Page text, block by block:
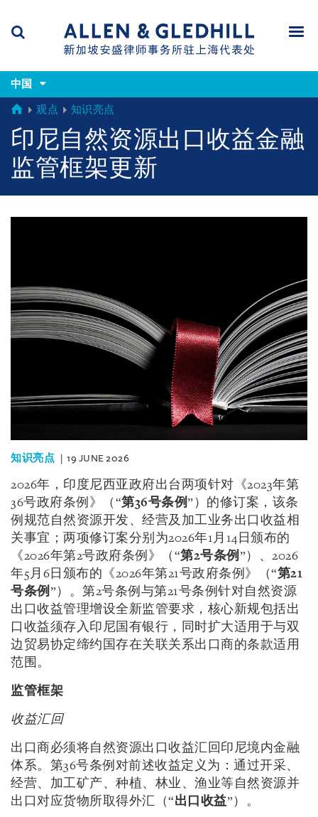
(accesskey
s)
x)
Search
中国
GLOBAL
观点 知识亮点
印尼自然资源出口收益金融
监管框架更新
知识亮点 19 JUNE 2026
2026年，印度尼西亚政府出台两项针对《2023年第
36号政府条例》（“第36号条例”）的修订案，该条
例规范自然资源开发、经营及加工业务出口收益相
关事宜；两项修订案分别为2026年1月14日颁布的
《2026年第2号政府条例》（“第2号条例 ”）、2026
年5月6日颁布的《2026年第21号政府条例》（“第21
号条例 ”）。第2号条例与第21号条例针对自然资源
出口收益管理增设全新监管要求，核心新规包括出
口收益须存入印尼国有银行，同时扩大适用于与双
边贸易协定缔约国存在关联关系出口商的条款适用
范围。
监管框架
收益汇回
出口商必须将自然资源出口收益汇回印尼境内金融
体系。第36号条例对前述收益定义为：通过开采、
经营、加工矿产、种植、林业、渔业等自然资源并
出口对应货物所取得外汇（“出口收益”）。